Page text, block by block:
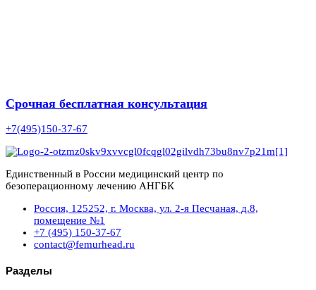
Срочная бесплатная консультация
+7(495)150-37-67
Единственный в России медицинский центр по
безоперационному лечению АНГБК
Россия, 125252, г. Москва, ул. 2-я Песчаная, д.8,
помещение №1
+7 (495) 150-37-67
contact@femurhead.ru
Разделы